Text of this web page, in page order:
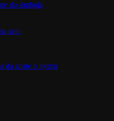
do simbola
selu
da znate o njemu